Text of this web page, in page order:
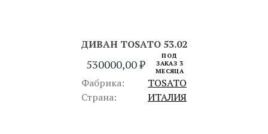
ДИВАН TOSATO 53.02
530000,00₽
ПОД
ЗАКАЗ 3
МЕСЯЦА
Фабрика:
TOSATO
Страна:
ИТАЛИЯ